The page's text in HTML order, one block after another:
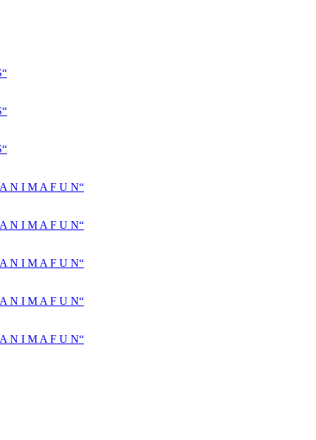
N I M A F U N“
N I M A F U N“
N I M A F U N“
N I M A F U N“
N I M A F U N“